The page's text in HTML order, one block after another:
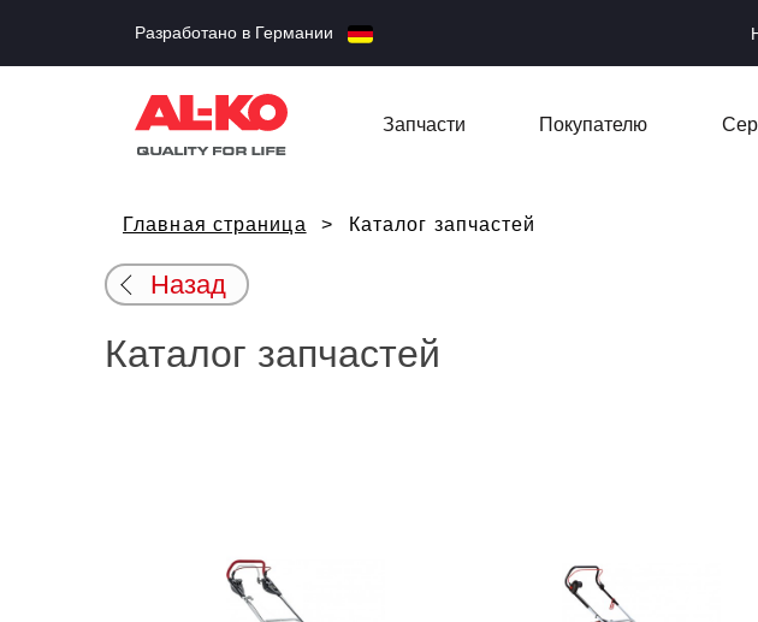
Разработано в Германии
Запчасти Покупателю
Главная страница Каталог запчастей
Назад
Каталог запчастей